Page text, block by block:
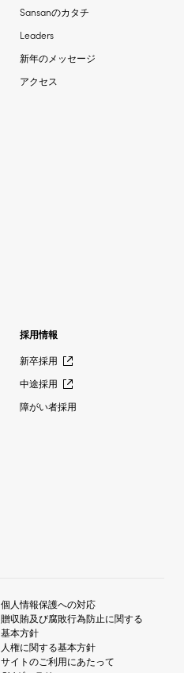
Sansanのカタチ
Leaders
新年のメッセージ
アクセス
採用情報
新卒採用
中途採用
障がい者採用
個人情報保護への対応
贈収賄及び腐敗行為防止に関する
基本方針
人権に関する基本方針
サイトのご利用にあたって